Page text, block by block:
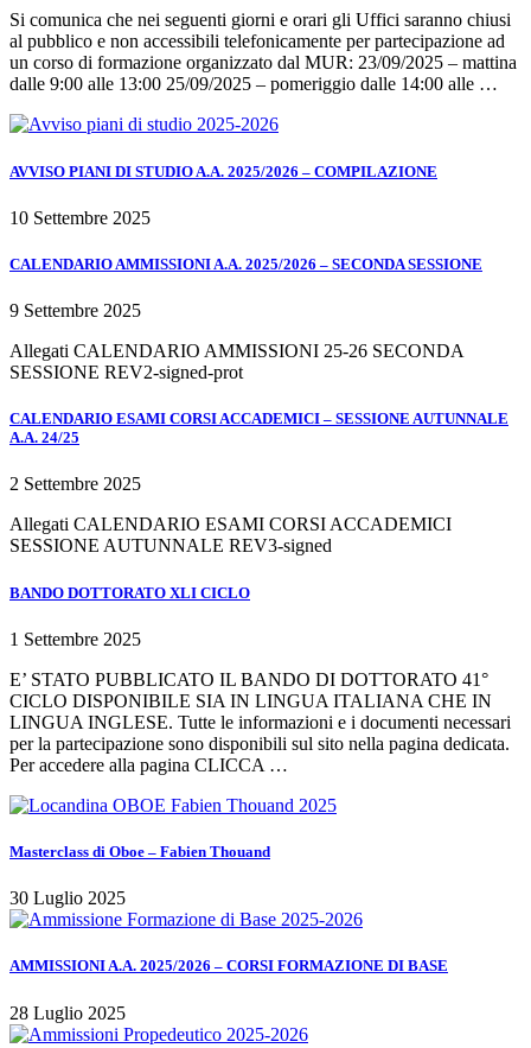
Si comunica che nei seguenti giorni e orari gli Uffici saranno chiusi
al pubblico e non accessibili telefonicamente per partecipazione ad
un corso di formazione organizzato dal MUR: 23/09/2025 – mattina
dalle 9:00 alle 13:00 25/09/2025 – pomeriggio dalle 14:00 alle …
AVVISO PIANI DI STUDIO A.A. 2025/2026 – COMPILAZIONE
10 Settembre 2025
CALENDARIO AMMISSIONI A.A. 2025/2026 – SECONDA SESSIONE
9 Settembre 2025
Allegati CALENDARIO AMMISSIONI 25-26 SECONDA
SESSIONE REV2-signed-prot
CALENDARIO ESAMI CORSI ACCADEMICI – SESSIONE AUTUNNALE
A.A. 24/25
2 Settembre 2025
Allegati CALENDARIO ESAMI CORSI ACCADEMICI
SESSIONE AUTUNNALE REV3-signed
BANDO DOTTORATO XLI CICLO
1 Settembre 2025
E’ STATO PUBBLICATO IL BANDO DI DOTTORATO 41°
CICLO DISPONIBILE SIA IN LINGUA ITALIANA CHE IN
LINGUA INGLESE. Tutte le informazioni e i documenti necessari
per la partecipazione sono disponibili sul sito nella pagina dedicata.
Per accedere alla pagina CLICCA …
Masterclass di Oboe – Fabien Thouand
30 Luglio 2025
AMMISSIONI A.A. 2025/2026 – CORSI FORMAZIONE DI BASE
28 Luglio 2025